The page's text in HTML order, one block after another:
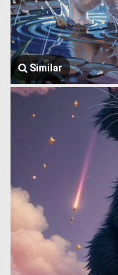
Similar